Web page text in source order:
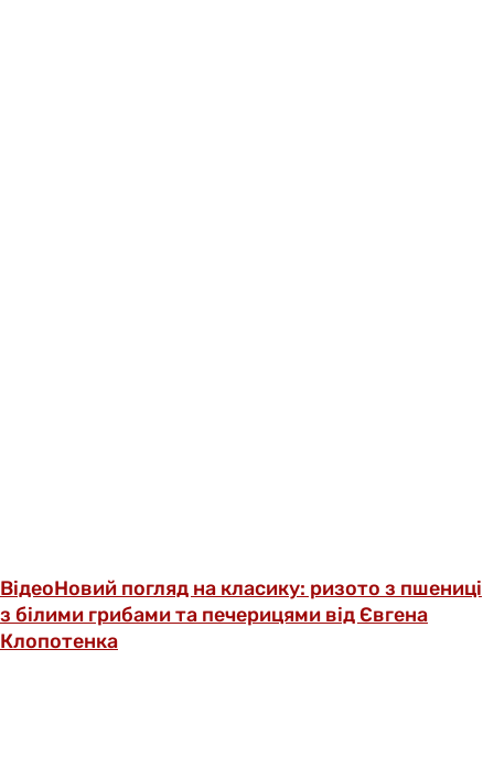
ВідеоНовий погляд на класику: ризото з пшениці
з білими грибами та печерицями від Євгена
Клопотенка